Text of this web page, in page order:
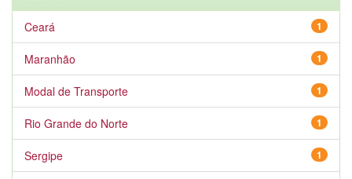
1
Ceará
1
Maranhão
1
Modal de Transporte
1
Rio Grande do Norte
1
Sergipe